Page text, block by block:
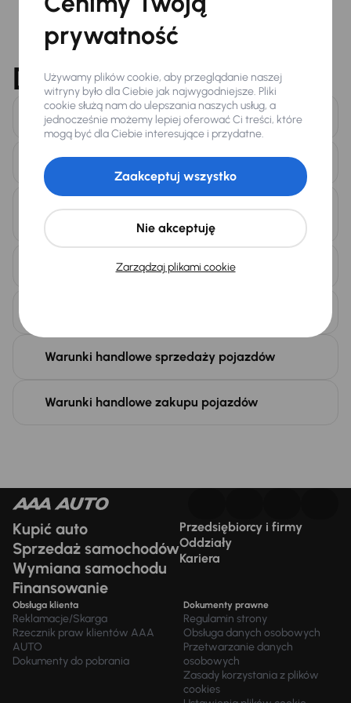
Dokumenty do pobrania
Zgoda na przetwarzanie danych osobowych
Pełnomocnictwo skup sprzedaż spółka
handlowa (wpisana do KRS)
Warunki handlowe zakupu pojazdów
Informacja o przetwarzaniu danych osobowych
Pełnomocnictwo_skup_sprzedaż osoba fizyczna
Warunki handlowe sprzedaży pojazdów
Kupić auto
Sprzedaż samochodów
Wymiana samochodu
Finansowanie
Przedsiębiorcy i firmy
Oddziały
Kariera
Obsługa klienta
Reklamacje/Skarga
Rzecznik praw klientów AAA
AUTO
Dokumenty do pobrania
Dokumenty prawne
Regulamin strony
Obsługa danych osobowych
Przetwarzanie danych
osobowych
Zasady korzystania z plików
cookies
prywatność
Używamy plików cookie, aby przeglądanie naszej
witryny było dla Ciebie jak najwygodniejsze. Pliki
cookie służą nam do ulepszania naszych usług, a
jednocześnie możemy lepiej oferować Ci treści, które
mogą być dla Ciebie interesujące i przydatne.
Zarządzaj plikami cookie
Nie akceptuję
Zaakceptuj wszystko